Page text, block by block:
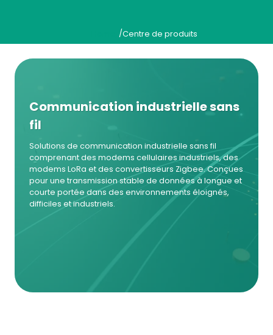
/Centre de produits
Communication industrielle sans
fil
Solutions de communication industrielle sans fil
comprenant des modems cellulaires industriels, des
modems LoRa et des convertisseurs Zigbee. Conçues
pour une transmission stable de données à longue et
courte portée dans des environnements éloignés,
difficiles et industriels.